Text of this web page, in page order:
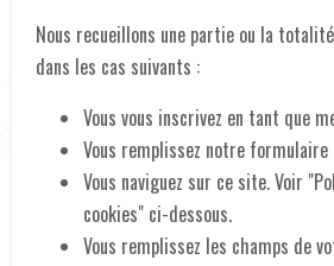
Nous recueillons une partie ou la
dans les cas suivants :
Vous vous inscrivez en tant que
Vous remplissez notre
Vous naviguez sur ce site. Voir
cookies" ci-dessous.
Vous remplissez les champs de